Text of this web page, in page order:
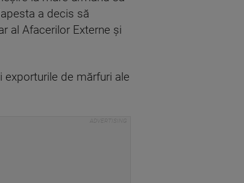
a decis să
al Afacerilor Externe şi
de mărfuri ale